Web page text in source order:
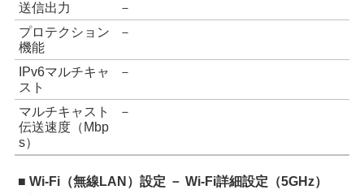
送信出力
－
プロテクション
機能
－
IPv6マルチキャ
スト
－
マルチキャスト
伝送速度（Mbp
s）
－
■ Wi-Fi（無線LAN）設定 － Wi-Fi詳細設定（5GHz）